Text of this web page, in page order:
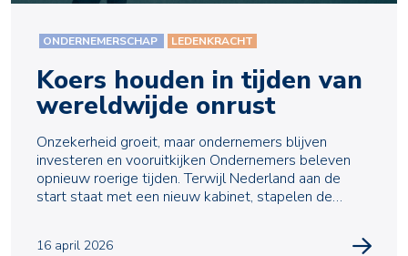
ONDERNEMERSCHAP LEDENKRACHT
Koers houden in tijden van
wereldwijde onrust
Onzekerheid groeit, maar ondernemers blijven
investeren en vooruitkijken Ondernemers beleven
opnieuw roerige tijden. Terwijl Nederland aan de
start staat met een nieuw kabinet, stapelen de
16 april 2026